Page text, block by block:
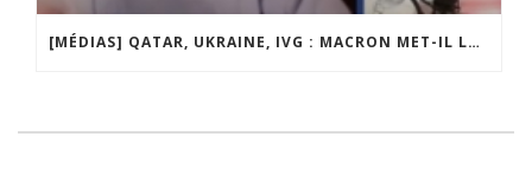
[MÉDIAS] QATAR, UKRAINE, IVG : MACRON MET-IL LA FRANCE EN DANGER ? JF POISSON INVITÉ DE LIGNE DROITE SUR RADIO COURTOISIE